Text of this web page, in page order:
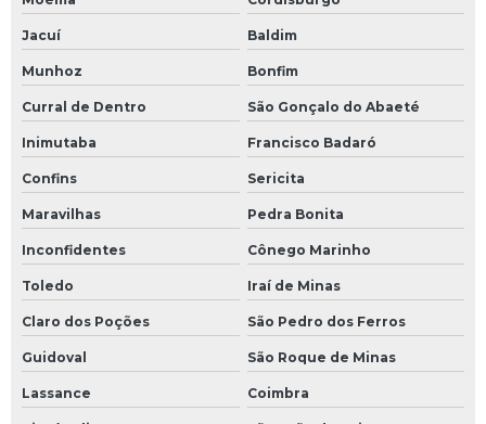
Jacuí Baldim
Munhoz Bonfim
Curral de Dentro São Gonçalo do Abaeté
Inimutaba Francisco Badaró
Confins Sericita
Maravilhas Pedra Bonita
Inconfidentes Cônego Marinho
Toledo Iraí de Minas
Claro dos Poções São Pedro dos Ferros
Guidoval São Roque de Minas
Lassance Coimbra